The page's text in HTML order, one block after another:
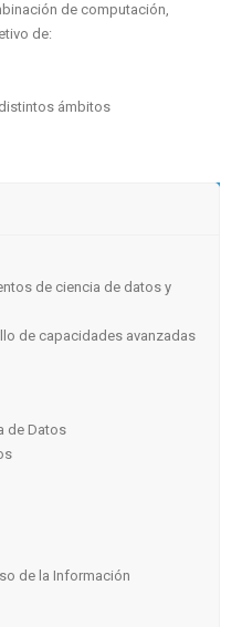
de computación,
de:
ámbitos
de ciencia de datos y
de capacidades avanzadas
de Datos
de la Información